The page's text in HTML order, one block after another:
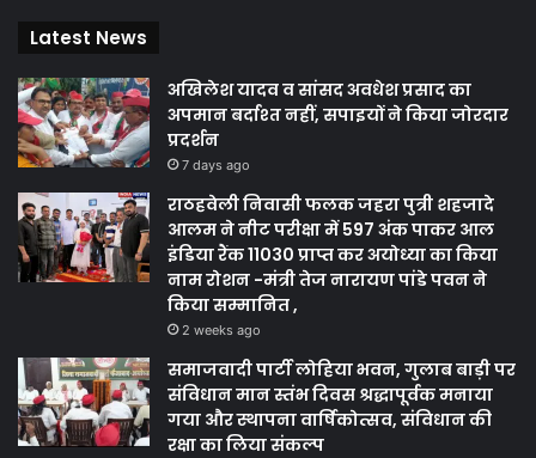
Latest News
अखिलेश यादव व सांसद अवधेश प्रसाद का
अपमान बर्दाश्त नहीं, सपाइयों ने किया जोरदार
प्रदर्शन
7 days ago
राठहवेली निवासी फलक जहरा पुत्री शहजादे
आलम ने नीट परीक्षा में 597 अंक पाकर आल
इंडिया रैंक 11030 प्राप्त कर अयोध्या का किया
नाम रोशन -मंत्री तेज नारायण पांडे पवन ने
किया सम्मानित ,
2 weeks ago
समाजवादी पार्टी लोहिया भवन, गुलाब बाड़ी पर
संविधान मान स्तंभ दिवस श्रद्धापूर्वक मनाया
गया और स्थापना वार्षिकोत्सव, संविधान की
रक्षा का लिया संकल्प